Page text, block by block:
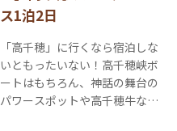
ス1泊2日
「高千穂」に行くなら宿泊しな
いともったいない！高千穂峡ボ
ートはもちろん、神話の舞台の
パワースポットや高千穂牛な